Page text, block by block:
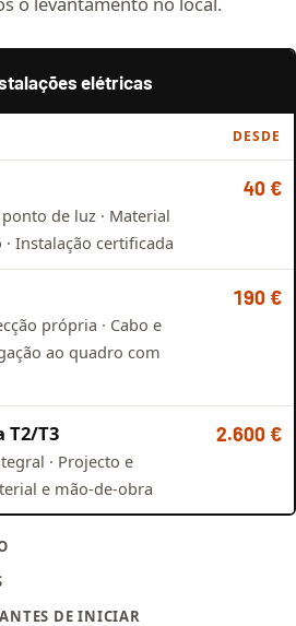
elétricas
DESDE
de luz · Material
Instalação certificada
40 €
própria · Cabo e
ao quadro com
190 €
T2/T3
· Projecto e
e mão-de-obra
2.600 €
DE INICIAR